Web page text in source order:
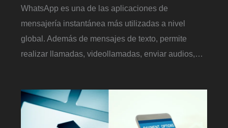
WhatsApp es una de las aplicaciones de
mensajería instantánea más utilizadas a nivel
global. Además de mensajes de texto, permite
realizar llamadas, videollamadas, enviar audios,…